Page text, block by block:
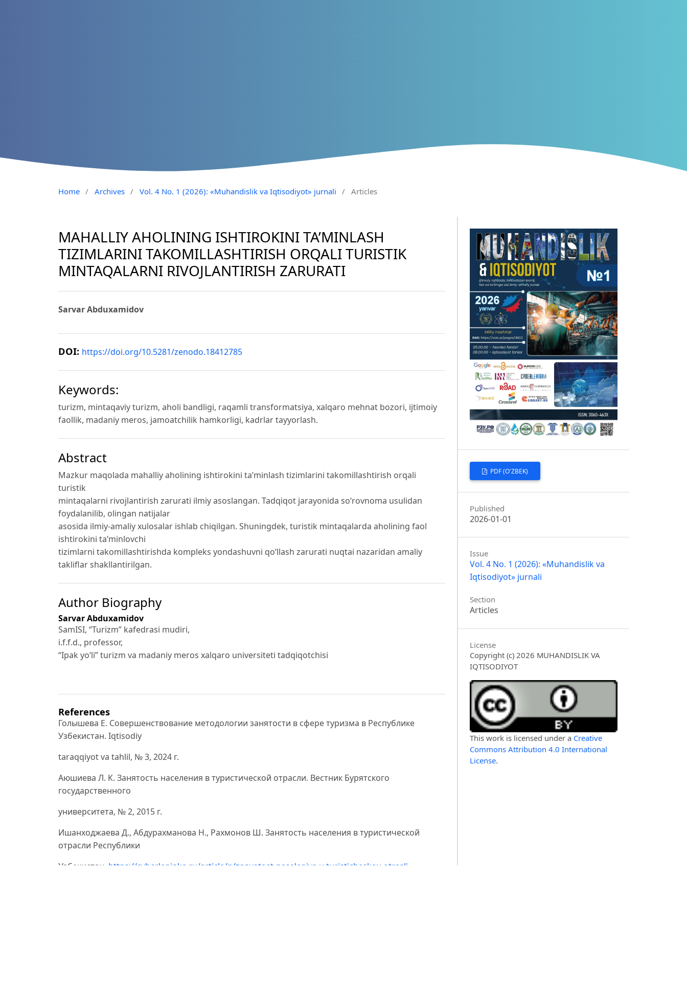
Home / Archives / Vol. 4 No. 1 (2026): «Muhandislik va Iqtisodiyot» jurnali / Articles
MAHALLIY AHOLINING ISHTIROKINI TA’MINLASH
TIZIMLARINI TAKOMILLASHTIRISH ORQALI TURISTIK
MINTAQALARNI RIVOJLANTIRISH ZARURATI
Sarvar Abduxamidov
DOI: https://doi.org/10.5281/zenodo.18412785
Keywords:
turizm, mintaqaviy turizm, aholi bandligi, raqamli transformatsiya, xalqaro mehnat bozori, ijtimoiy
faollik, madaniy meros, jamoatchilik hamkorligi, kadrlar tayyorlash.
Abstract
Mazkur maqolada mahalliy aholining ishtirokini ta’minlash tizimlarini takomillashtirish orqali
turistik
mintaqalarni rivojlantirish zarurati ilmiy asoslangan. Tadqiqot jarayonida so‘rovnoma usulidan
foydalanilib, olingan natijalar
asosida ilmiy-amaliy xulosalar ishlab chiqilgan. Shuningdek, turistik mintaqalarda aholining faol
ishtirokini ta’minlovchi
tizimlarni takomillashtirishda kompleks yondashuvni qo‘llash zarurati nuqtai nazaridan amaliy
takliflar shakllantirilgan.
Author Biography
Sarvar Abduxamidov
SamISI, “Turizm” kafedrasi mudiri,
i.f.f.d., professor,
“Ipak yo‘li” turizm va madaniy meros xalqaro universiteti tadqiqotchisi
References
Голышева Е. Совершенствование методологии занятости в сфере туризма в Республике
Узбекистан. Iqtisodiy
taraqqiyot va tahlil, № 3, 2024 г.
Аюшиева Л. К. Занятость населения в туристической отрасли. Вестник Бурятского
государственного
университета, № 2, 2015 г.
Ишанходжаева Д., Абдурахманова Н., Рахмонов Ш. Занятость населения в туристической
отрасли Республики
Узбекистан. https://cyberleninka.ru/article/n/zanyatost-naseleniya-v-turisticheskoy-otrasli-
PDF (O'ZBEK)
Published
2026-01-01
Issue
Vol. 4 No. 1 (2026): «Muhandislik va
Iqtisodiyot» jurnali
Section
Articles
License
Copyright (c) 2026 MUHANDISLIK VA
IQTISODIYOT
This work is licensed under a Creative
Commons Attribution 4.0 International
License.